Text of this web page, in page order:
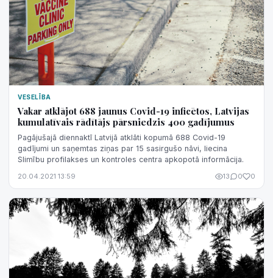
VESELĪBA
Vakar atklājot 688 jaunus Covid-19 inficētos, Latvijas
kumulatīvais rādītājs pārsniedzis 400 gadījumus
Pagājušajā diennaktī Latvijā atklāti kopumā 688 Covid-19
gadījumi un saņemtas ziņas par 15 sasirgušo nāvi, liecina
Slimību profilakses un kontroles centra apkopotā informācija.
20.04.2021 13:59 13 0 0